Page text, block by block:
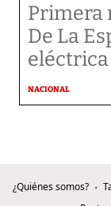
Primera
De La
NACIONAL
¿Quiénes somos?